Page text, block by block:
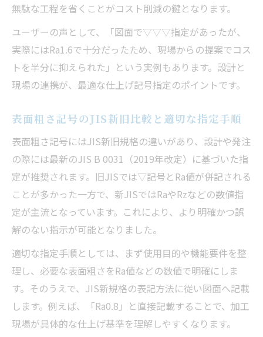
無駄な工程を省くことがコスト削減の鍵となります。
ユーザーの声として、「図面で▽▽▽指定があったが、
実際にはRa1.6で十分だったため、現場からの提案でコス
トを半分に抑えられた」という実例もあります。設計と
現場の連携が、最適な仕上げ記号指定のポイントです。
表面粗さ記号のJIS新旧比較と適切な指定手順
表面粗さ記号にはJIS新旧規格の違いがあり、設計や発注
の際には最新のJIS B 0031（2019年改定）に基づいた指
定が推奨されます。旧JISでは▽記号とRa値が併記される
ことが多かった一方で、新JISではRaやRzなどの数値指
定が主流となっています。これにより、より明確かつ誤
解のない指示が可能となりました。
適切な指定手順としては、まず使用目的や機能要件を整
理し、必要な表面粗さをRa値などの数値で明確にしま
す。そのうえで、JIS新規格の表記方法に従い図面へ記載
します。例えば、「Ra0.8」と直接記載することで、加工
現場が具体的な仕上げ基準を理解しやすくなります。